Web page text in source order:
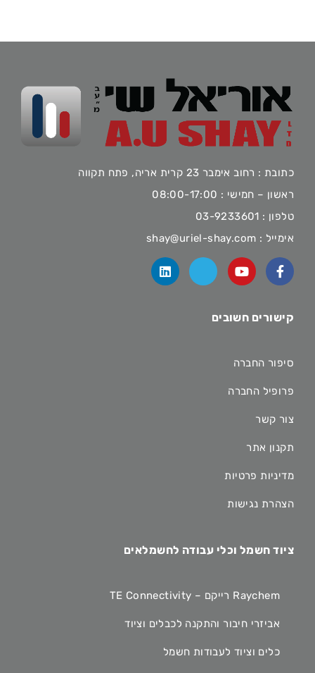
כתובת : רחוב אימבר 23 קרית אריה, פתח תקווה
ראשון – חמישי : 08:00-17:00
טלפון : 03-9233601
אימייל : shay@uriel-shay.com
קישורים חשובים
סיפור החברה
פרופיל החברה
צור קשר
תקנון אתר
מדיניות פרטיות
הצהרת נגישות
ציוד חשמל וכלי עבודה לחשמלאים
Raychem רייקם – TE Connectivity
אביזרי חיבור והתקנה לכבלים וציוד
כלים וציוד לעבודות חשמל